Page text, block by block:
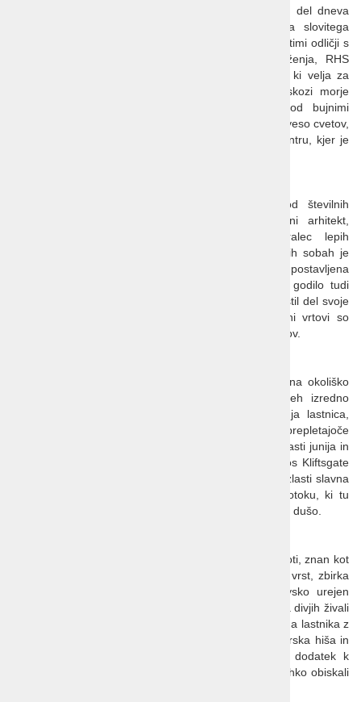
večina vrtnic kaže svojo najlepšo podobo, bomo za del dneva
zapustili cotswoldske griče in se odpeljali do vrta slovitega
žlahtnitelja angleških vrtnic, ki se ponaša s kar 29 zlatimi odličji s
prestižne razstave kraljevega hortikulturnega združenja, RHS
Chelsea Flower Show. Sprehodili se bomo po vrtu, ki velja za
enega najlepših rožnih vrtov na otoku. Sprehod skozi morje
cvetočih vrtnic, ob pergolah, ki se kar šibijo pod bujnimi
plezalkami in mimo zidov odetih v omamno dišečo zaveso cvetov,
bo le uvertura v 'mučenje', ki bo sledilo v vrtnem centru, kjer je
Podeželski tudorski dvorec kar poka po šivih od številnih
'zakladov', ki jih je v njem nakopičil ekscentrični arhitekt,
restavrator, pesnik, predvsem pa strastni zbiralec lepih
predmetov, Charles Wade. V skrivnostno zatemnjenih sobah je
njegova obširna in zelo raznolika zbirka na ogled postavljena
natanko tako, kot si je zamislil Wade. Enako se je godilo tudi
terasastim vrtovom, kamor je neutrudni zbiralec umestil del svoje
dragocene zbirke. Samosvoji, skrivnostno romantični vrtovi so
polni skritih kotičkov, bogatih zasaditev in lepih pogledov.
Zasebni dvorec na vrhu griča, z imenitnimi pogledi na okoliško
pokrajino, je bil dom trem generacijam žensk, vseh izredno
nadarjenih vrtnark. Vrtovi, ki so jih ustvarile sedanja lastnica,
njena mama in babica, so kot iz pravljice. Med seboj prepletajoče
se vrtne sobe ujete v harmonične barvne odtenke, zlasti junija in
julija kar prekipevajo od barv in opojnih vonjav. Ponos Kliftsgate
Courta pa so prav gotovo imenitne stare vrtnice, še zlasti slavna
'Rosa filipes Kiftsgate', menda največja vrtnica na otoku, ki tu
uspeva že od l. 1930. Prelep romantičen vrt, ki poboža dušo.
Še en v seriji izrednih in presenetljivih vrtov na naši poti, znan kot
vrt 'golih vrtnarjev'. Preko 10.000 različnih rastlinskih vrst, zbirka
več kot 2.000 vrtnic, nenavadne zasaditve, pikolovsko urejen
sadovnjak, 'srednjeveški' zeliščni vrt, ribnik in množica divjih živali
- rednih obiskovalcev vrta ... vse našteto sta markantna lastnika z
veliko truda in ljubezni ustvarila zgolj v 18 letih. Tudorska hiša in
slikovite samostanske razvaline so kot dramaturški dodatek k
dramatični podobi vrta. In kar brez skrbi, vrt bomo lahko obiskali